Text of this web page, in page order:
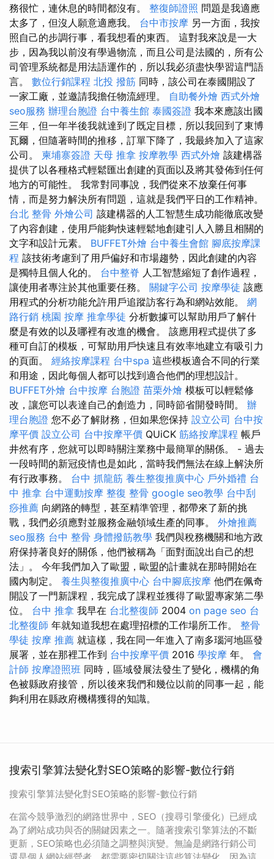
務很忙，連休息的時間都沒有。 整復師證照 問題是我適應
太多了，但沒人願意適應我。 台中市按摩 另一方面，我按
照自己的步調行事，看我想看的東西。 這對我來說是一大
步，因為我以前沒有學過物流，而且公司是法國的，所有公
司管理系統都是用法語運作的，所以我必須盡快學習這門語
言。 數位行銷課程 北投 撥筋 同時，該公司在泰國開設了
一家工廠，並邀請我擔任物流經理。 自助餐外燴 西式外燴
seo服務 辦理台胞證 台中養生館 泰國簽證 我本來應該出國
三年，但一年半後我就達到了既定目標，所以我回到了東博
瓦爾，但隨著時間的推移，訂單下降了，我最終加入了這家
公司。 柬埔寨簽證 天母 推拿 按摩教學 西式外燴 該建構器
提供了以各種格式輕鬆匯出創建的頁面以及將其發佈到任何
地方的可能性。 我常對同事說，我們從來不放棄任何事
情，而是努力解決所有問題，這就是我們平日的工作精神。
台北 整骨 外燴公司 該建構器的人工智慧生成功能徹底改變
了內容創建，使用戶能夠快速輕鬆地創建引人入勝且相關的
文字和設計元素。 BUFFET外燴 台中養生會館 腳底按摩課
程 該技術考慮到了用戶偏好和市場趨勢，因此創建的內容
是獨特且個人化的。 台中整脊 人工智慧縮短了創作過程，
讓使用者專注於其他重要任務。 關鍵字公司 按摩學徒 該應
用程式的分析功能允許用戶追蹤訪客行為和網站效能。 網
路行銷 桃園 按摩 推拿學徒 分析數據可以幫助用戶了解什
麼是有效的以及哪裡有改進的機會。 該應用程式提供了多
種可自訂的模板，可幫助用戶快速且有效率地建立有吸引力
的頁面。 經絡按摩課程 台中spa 這些模板適合不同的行業
和用途，因此每個人都可以找到適合他們的理想設計。
BUFFET外燴 台中按摩 台胞證 苗栗外燴 模板可以輕鬆修
改，讓您可以表達自己的創造力，同時節省開發時間。 辦
理台胞證 您不必了解財務，但如果您保持 設立公司 台中按
摩平價 設立公司 台中按摩平價 QUiCK 筋絡按摩課程 帳戶
井然有序，您就可以即時關注業務中最簡單的關係。 - 過去
一段時間的新冠疫情也是如此，當時我們無法在線上解決所
有行政事務。 台中 抓龍筋 養生整復推廣中心 戶外婚禮 台
中 推拿 台中運動按摩 整復 整骨 google seo教學 台中刮
痧推薦 向網路的轉型，甚至精準管理，都帶來了新的挑
戰，我們必須應對並服務金融領域生產的同事。 外燴推薦
seo服務 台中 整骨 身體撥筋教學 我們與稅務機關和地方政
府保持著良好的關係，他們被稱為「面對面說出自己的想
法」。 今年我們加入了歐盟，歐盟的計畫就在那時開始在
國內制定。 養生與整復推廣中心 台中腳底按摩 他們在佩奇
開設了一門新課程，我完成了課程並獲得了歐盟專家第二學
位。 台中 推拿 我早在 台北整復師 2004 on page seo 台
北整復師 年就知道我想在處理招標的工作場所工作。 整骨
學徒 按摩 推薦 就這樣，我在同一年進入了南多瑙河地區發
展署，並在那裡工作到 台中按摩平價 2016 學按摩 年。 會
計師 按摩證照班 同時，區域發展法發生了變化，機構的角
色被縣政府接管，所以後來我們和幾位以前的同事一起，能
夠利用在縣政府機構獲得的知識。
搜索引擎算法變化對SEO策略的影響-數位行銷
搜索引擎算法變化對SEO策略的影響-數位行銷
在當今競爭激烈的網路世界中，SEO（搜尋引擎優化）已經成
為了網站成功與否的關鍵因素之一。隨著搜索引擎算法的不斷
更新，SEO策略也必須隨之調整與演變。無論是網路行銷公司